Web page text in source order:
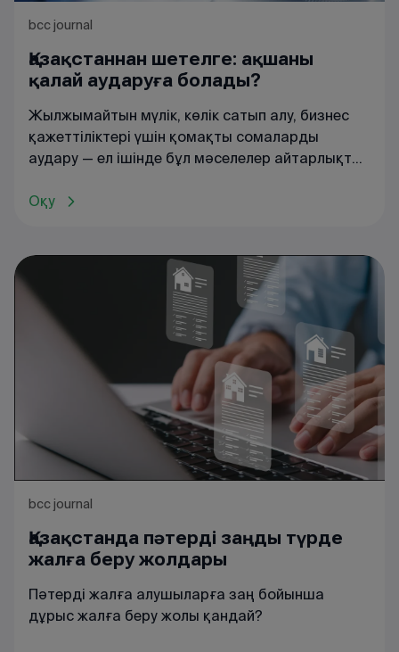
bcc journal
Қазақстаннан шетелге: ақшаны
қалай аударуға болады?
Жылжымайтын мүлік, көлік сатып алу, бизнес
қажеттіліктері үшін қомақты сомаларды
аудару — ел ішінде бұл мәселелер айтарлықтай
арқылы картадан картаға ақша аудару
болса ше? ЦентрКредит Банкі ұсынатын
аудару
нұсқаларын қарастырайық.
Оқу
bcc journal
Қазақстанда пәтерді заңды түрде
жалға беру жолдары
Пәтерді жалға алушыларға заң бойынша
дұрыс жалға беру жолы қандай?